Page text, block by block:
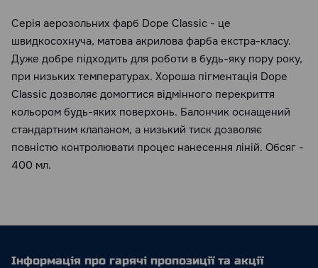
Серія аерозольних фарб Dope Classic - це
швидкосохнуча, матова акрилова фарба екстра-класу.
Дуже добре підходить для роботи в будь-яку пору року,
при низьких температурах. Хороша пігментація Dope
Classic дозволяє домогтися відмінного перекриття
кольором будь-яких поверхонь. Балончик оснащений
стандартним клапаном, а низький тиск дозволяє
повністю контролювати процес нанесення ліній. Обсяг -
400 мл.
Інформація про гарячі пропозиції та акції